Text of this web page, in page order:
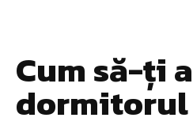
Cum să-ți
dormitorul